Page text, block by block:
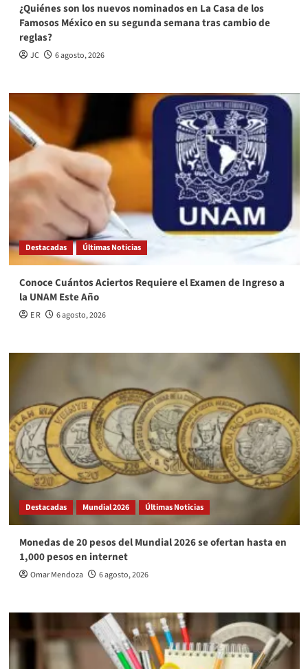
¿Quiénes son los nuevos nominados en La Casa de los
Famosos México en su segunda semana tras cambio de
reglas?
JC 6 agosto, 2026
Destacadas Últimas Noticias
Conoce Cuántos Aciertos Requiere el Examen de Ingreso a
la UNAM Este Año
E R 6 agosto, 2026
Destacadas Mundial 2026 Últimas Noticias
Monedas de 20 pesos del Mundial 2026 se ofertan hasta en
1,000 pesos en internet
Omar Mendoza 6 agosto, 2026